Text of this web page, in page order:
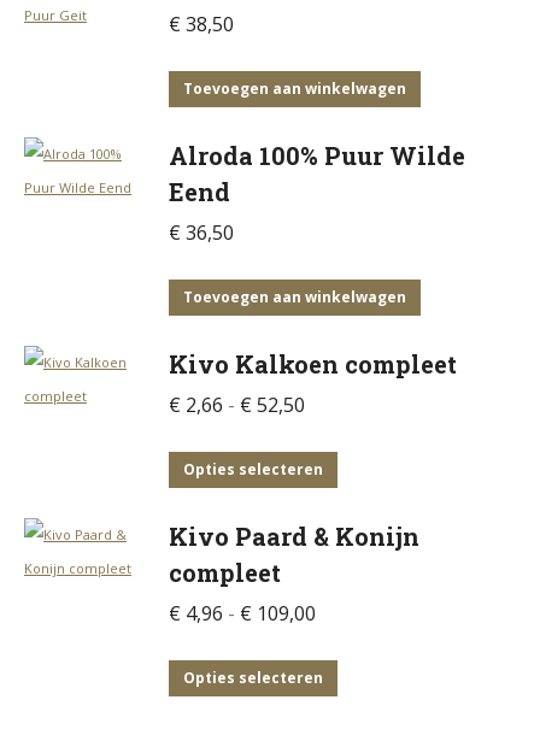
€ 38,50
Toevoegen aan winkelwagen
Alroda 100% Puur Wilde
Eend
€ 36,50
Toevoegen aan winkelwagen
Kivo Kalkoen compleet
€ 2,66 - € 52,50
tot
Opties selecteren
heeft
Kivo Paard & Konijn
compleet
€ 4,96 - € 109,00
tot
Opties selecteren